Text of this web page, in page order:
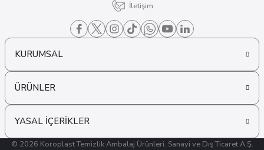
İletişim
KURUMSAL
ÜRÜNLER
YASAL İÇERİKLER
© 2026 Koroplast Temizlik Ambalaj Ürünleri. Sanayi ve Dış Ticaret A.Ş.